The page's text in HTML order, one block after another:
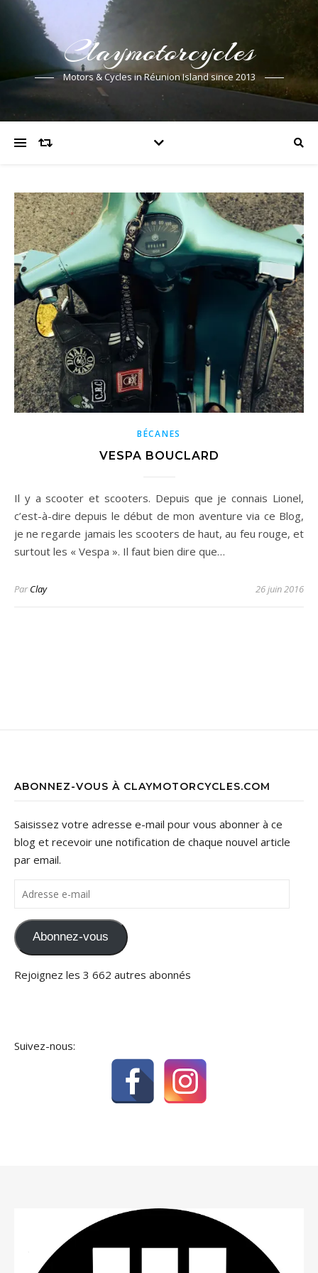
Claymotorcycles
Motors & Cycles in Réunion Island since 2013
BÉCANES
VESPA BOUCLARD
Il y a scooter et scooters. Depuis que je connais Lionel,
c’est-à-dire depuis le début de mon aventure via ce Blog,
je ne regarde jamais les scooters de haut, au feu rouge, et
surtout les « Vespa ». Il faut bien dire que…
ParClay 26 juin 2016
ABONNEZ-VOUS À CLAYMOTORCYCLES.COM
Saisissez votre adresse e-mail pour vous abonner à ce
blog et recevoir une notification de chaque nouvel article
par email.
Adresse e-mail
Abonnez-vous
Rejoignez les 3 662 autres abonnés
Suivez-nous: